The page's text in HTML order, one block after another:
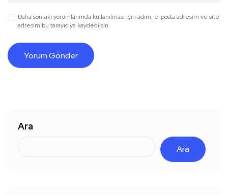
Daha sonraki yorumlarımda kullanılması için adım, e-posta adresim ve site
adresim bu tarayıcıya kaydedilsin.
Ara
Ara